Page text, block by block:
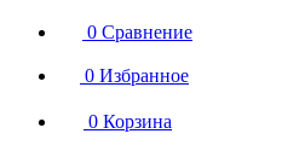
0 Сравнение
0 Избранное
0 Корзина